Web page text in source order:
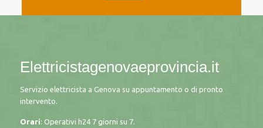
Elettricistagenovaeprovincia.it
Servizio elettricista a Genova su appuntamento o di pronto
intervento.
Orari: Operativi h24 7 giorni su 7.